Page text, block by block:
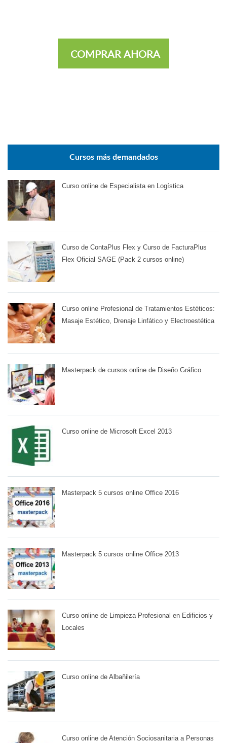
COMPRAR AHORA
Cursos más demandados
Curso online de Especialista en Logística
Curso de ContaPlus Flex y Curso de FacturaPlus
Flex Oficial SAGE (Pack 2 cursos online)
Curso online Profesional de Tratamientos Estéticos:
Masaje Estético, Drenaje Linfático y Electroestética
Masterpack de cursos online de Diseño Gráfico
Curso online de Microsoft Excel 2013
Masterpack 5 cursos online Office 2016
Masterpack 5 cursos online Office 2013
Curso online de Limpieza Profesional en Edificios y
Locales
Curso online de Albañilería
Curso online de Atención Sociosanitaria a Personas